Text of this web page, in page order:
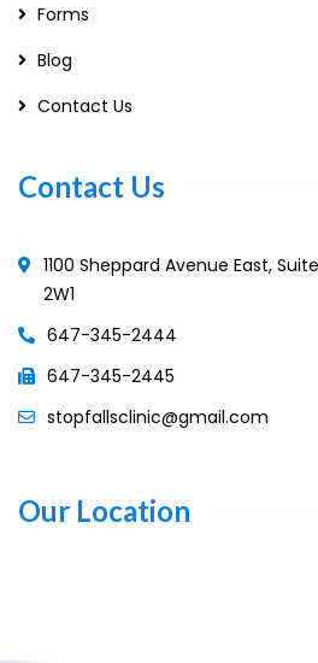
Forms
Blog
Contact Us
Contact Us
1100 Sheppard Avenue East,
2W1
647-345-2444
647-345-2445
stopfallsclinic@gmail.com
Our Location